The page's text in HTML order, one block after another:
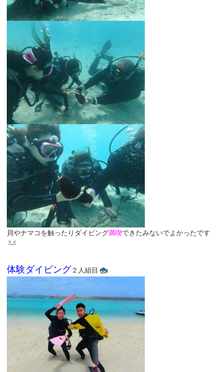
貝やナマコを触ったりダイビング満喫できたみないでよかったです
体験ダイビング２人組目